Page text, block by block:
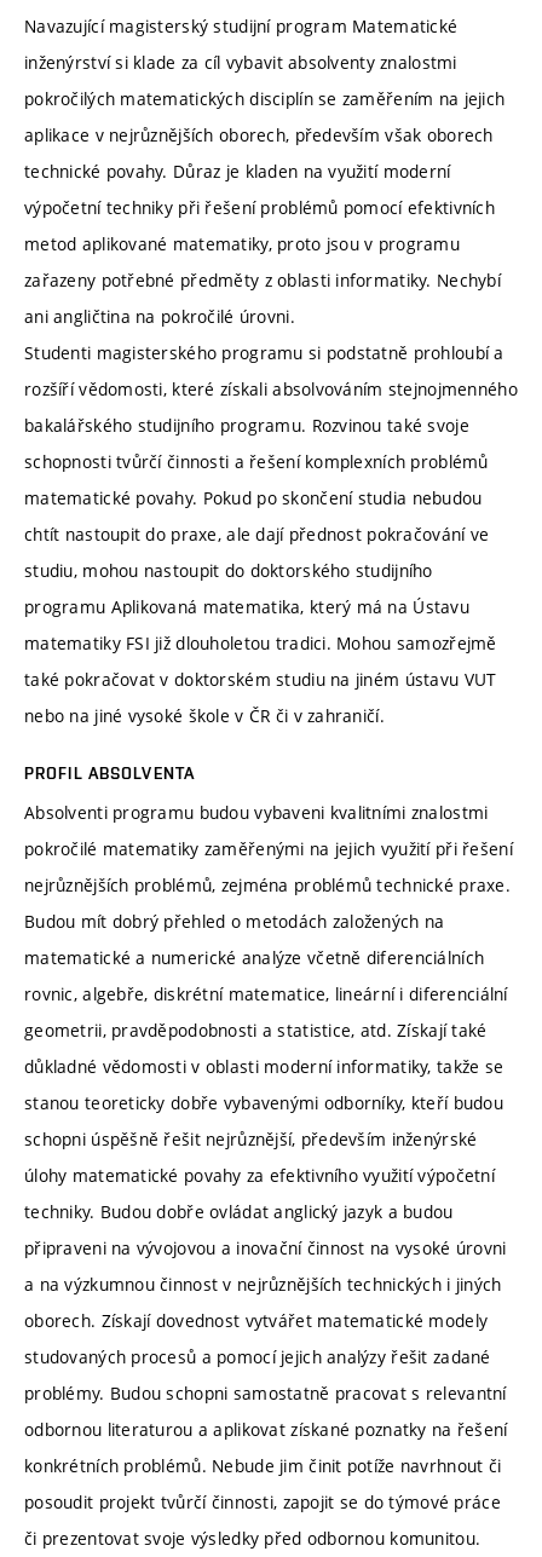
Navazující magisterský studijní program Matematické
inženýrství si klade za cíl vybavit absolventy znalostmi
pokročilých matematických disciplín se zaměřením na jejich
aplikace v nejrůznějších oborech, především však oborech
technické povahy. Důraz je kladen na využití moderní
výpočetní techniky při řešení problémů pomocí efektivních
metod aplikované matematiky, proto jsou v programu
zařazeny potřebné předměty z oblasti informatiky. Nechybí
ani angličtina na pokročilé úrovni.
Studenti magisterského programu si podstatně prohloubí a
rozšíří vědomosti, které získali absolvováním stejnojmenného
bakalářského studijního programu. Rozvinou také svoje
schopnosti tvůrčí činnosti a řešení komplexních problémů
matematické povahy. Pokud po skončení studia nebudou
chtít nastoupit do praxe, ale dají přednost pokračování ve
studiu, mohou nastoupit do doktorského studijního
programu Aplikovaná matematika, který má na Ústavu
matematiky FSI již dlouholetou tradici. Mohou samozřejmě
také pokračovat v doktorském studiu na jiném ústavu VUT
nebo na jiné vysoké škole v ČR či v zahraničí.
PROFIL ABSOLVENTA
Absolventi programu budou vybaveni kvalitními znalostmi
pokročilé matematiky zaměřenými na jejich využití při řešení
nejrůznějších problémů, zejména problémů technické praxe.
Budou mít dobrý přehled o metodách založených na
matematické a numerické analýze včetně diferenciálních
rovnic, algebře, diskrétní matematice, lineární i diferenciální
geometrii, pravděpodobnosti a statistice, atd. Získají také
důkladné vědomosti v oblasti moderní informatiky, takže se
stanou teoreticky dobře vybavenými odborníky, kteří budou
schopni úspěšně řešit nejrůznější, především inženýrské
úlohy matematické povahy za efektivního využití výpočetní
techniky. Budou dobře ovládat anglický jazyk a budou
připraveni na vývojovou a inovační činnost na vysoké úrovni
a na výzkumnou činnost v nejrůznějších technických i jiných
oborech. Získají dovednost vytvářet matematické modely
studovaných procesů a pomocí jejich analýzy řešit zadané
problémy. Budou schopni samostatně pracovat s relevantní
odbornou literaturou a aplikovat získané poznatky na řešení
konkrétních problémů. Nebude jim činit potíže navrhnout či
posoudit projekt tvůrčí činnosti, zapojit se do týmové práce
či prezentovat svoje výsledky před odbornou komunitou.